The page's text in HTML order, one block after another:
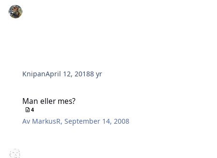
KnipanApril 12, 20188 yr
Man eller mes?
4
Av MarkusR,September 14, 2008